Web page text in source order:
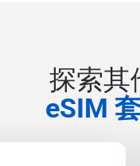
探索其
eSIM